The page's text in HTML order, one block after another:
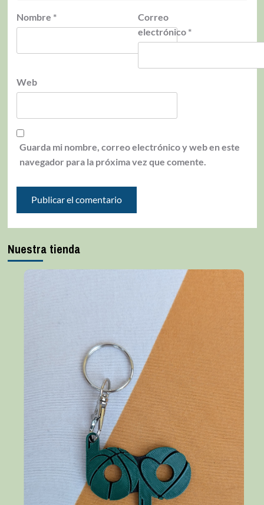
Nombre *
Correo
electrónico *
Web
Guarda mi nombre, correo electrónico y web en este
navegador para la próxima vez que comente.
Nuestra tienda